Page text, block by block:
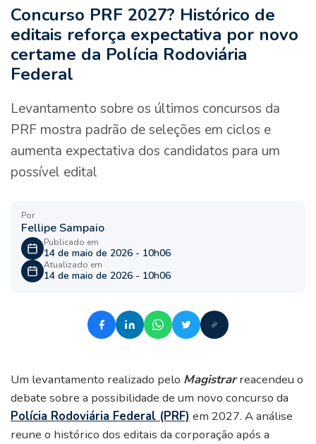
Concurso PRF 2027? Histórico de
editais reforça expectativa por novo
certame da Polícia Rodoviária
Federal
Levantamento sobre os últimos concursos da
PRF mostra padrão de seleções em ciclos e
aumenta expectativa dos candidatos para um
possível edital
Por
Fellipe Sampaio
Publicado em
14 de maio de 2026 - 10h06
Atualizado em
14 de maio de 2026 - 10h06
Um levantamento realizado pelo Magistrarreacendeu o
debate sobre a possibilidade de um novo concurso da
Polícia Rodoviária Federal (PRF) em 2027. A análise
reune o histórico dos editais da corporação após a